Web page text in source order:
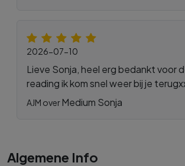
2026-07-10
Lieve Sonja, heel erg bedankt voor
reading ik kom snel weer bij je
AJM overMedium Sonja
Algemene Info